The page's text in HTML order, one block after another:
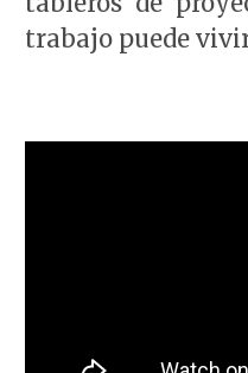
trabajo puede